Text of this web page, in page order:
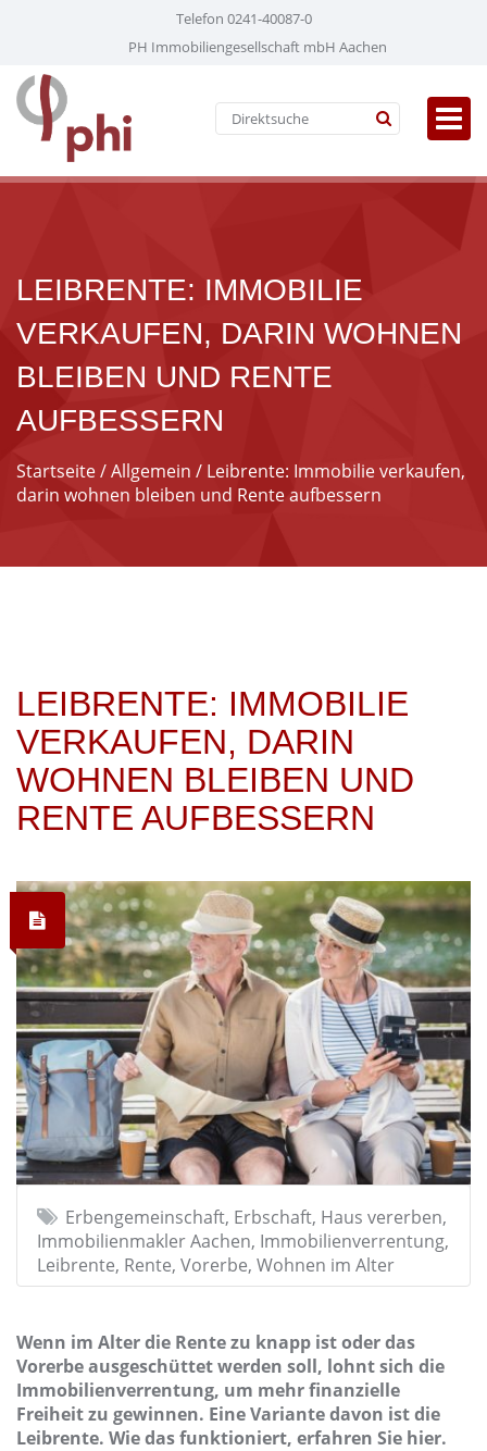
Telefon 0241-40087-0
PH Immobiliengesellschaft mbH Aachen
LEIBRENTE: IMMOBILIE
VERKAUFEN, DARIN WOHNEN
BLEIBEN UND RENTE
AUFBESSERN
Startseite/Allgemein / Leibrente: Immobilie verkaufen,
darin wohnen bleiben und Rente aufbessern
LEIBRENTE: IMMOBILIE
VERKAUFEN, DARIN
WOHNEN BLEIBEN UND
RENTE AUFBESSERN
Erbengemeinschaft, Erbschaft, Haus vererben,
Immobilienmakler Aachen, Immobilienverrentung,
Leibrente, Rente, Vorerbe, Wohnen im Alter
Wenn im Alter die Rente zu knapp ist oder das
Vorerbe ausgeschüttet werden soll, lohnt sich die
Immobilienverrentung, um mehr finanzielle
Freiheit zu gewinnen. Eine Variante davon ist die
Leibrente. Wie das funktioniert, erfahren Sie hier.